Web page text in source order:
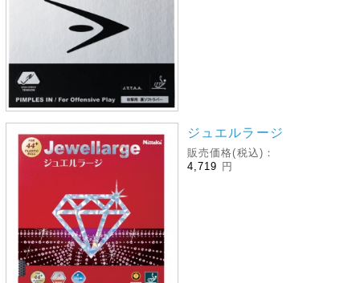
ジュエルラージ
販売価格(税込)：
4,719 円